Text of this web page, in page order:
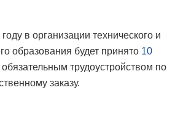
в организации технического и
образования будет принято 10
обязательным трудоустройством по
заказу.